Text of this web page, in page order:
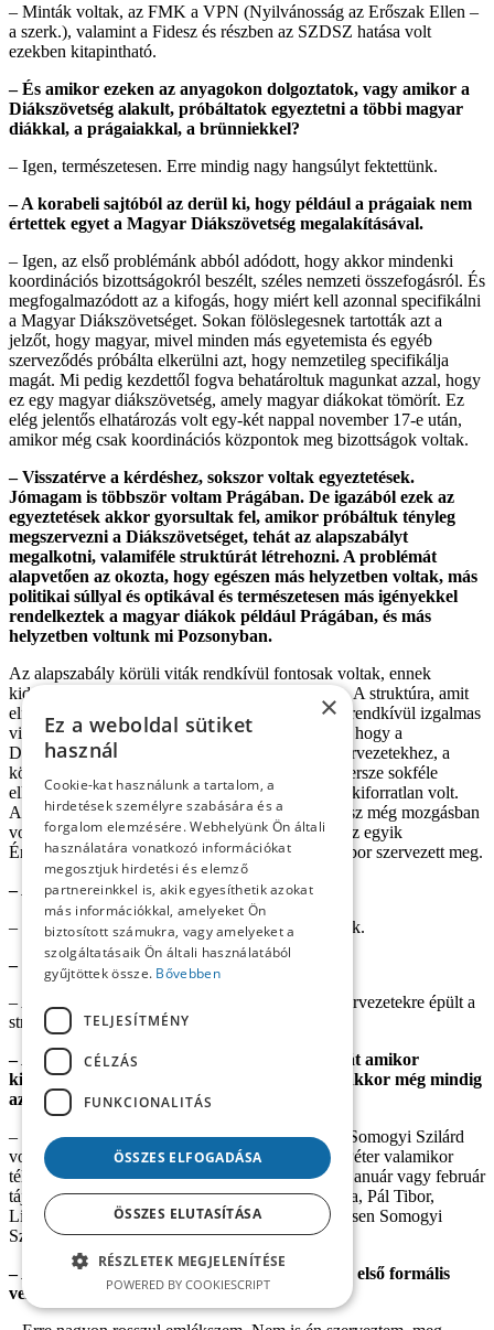
– Minták voltak, az FMK a VPN (Nyilvánosság az Erőszak Ellen –
a szerk.), valamint a Fidesz és részben az SZDSZ hatása volt
ezekben kitapintható.
– És amikor ezeken az anyagokon dolgoztatok, vagy amikor a
Diákszövetség alakult, próbáltatok egyeztetni a többi magyar
diákkal, a prágaiakkal, a brünniekkel?
– Igen, természetesen. Erre mindig nagy hangsúlyt fektettünk.
– A korabeli sajtóból az derül ki, hogy például a prágaiak nem
értettek egyet a Magyar Diákszövetség megalakításával.
– Igen, az első problémánk abból adódott, hogy akkor mindenki
koordinációs bizottságokról beszélt, széles nemzeti összefogásról. És
megfogalmazódott az a kifogás, hogy miért kell azonnal specifikálni
a Magyar Diákszövetséget. Sokan fölöslegesnek tartották azt a
jelzőt, hogy magyar, mivel minden más egyetemista és egyéb
szerveződés próbálta elkerülni azt, hogy nemzetileg specifikálja
magát. Mi pedig kezdettől fogva behatároltuk magunkat azzal, hogy
ez egy magyar diákszövetség, amely magyar diákokat tömörít. Ez
elég jelentős elhatározás volt egy-két nappal november 17-e után,
amikor még csak koordinációs központok meg bizottságok voltak.
– Visszatérve a kérdéshez, sokszor voltak egyeztetések.
Jómagam is többször voltam Prágában. De igazából ezek az
egyeztetések akkor gyorsultak fel, amikor próbáltuk tényleg
megszervezni a Diákszövetséget, tehát az alapszabályt
megalkotni, valamiféle struktúrát létrehozni. A problémát
alapvetően az okozta, hogy egészen más helyzetben voltak, más
politikai súllyal és optikával és természetesen más igényekkel
rendelkeztek a magyar diákok például Prágában, és más
helyzetben voltunk mi Pozsonyban.
Az alapszabály körüli viták rendkívül fontosak voltak, ennek
kidolgozásába mindent beleadtunk, amit tudtunk. A struktúra, amit
elfogadtunk, s amire bejegyezték, nagyon sok és rendkívül izgalmas
vitán ment át. Sok-sok kérdést meg kellett oldani, hogy a
Diákszövetség tisztázni tudja a viszonyát más szervezetekhez, a
középiskolásokhoz, az egyetemista klubokhoz. Persze sokféle
elképzelés volt, és természetesen minden nagyon kiforratlan volt.
Amikor én otthagytam a Diákszövetséget, az egész még mozgásban
volt. Ezután még két közgyűlésen vettem részt. Az egyik
Érsekújvárott volt a Csemadokban, melyet Pál Tibor szervezett meg.
– A májusi?
– Igen, ez májusban volt. Azon elég sokan voltunk.
– Hogyan kerültek oda a küldöttek?
– Az egyetemi klubokra és a középiskolai alapszervezetekre épült a
struktúra, tehát a küldöttek ezeket képviselték.
– Amikor elkezdődött az intézményesülés, tehát amikor
kiderült, hogy iroda, írógép, számítógép kell, akkor még mindig
az eredeti mag dolgozott a szövetségben?
– Igen. Az első ember, a legismertebb kezdetben Somogyi Szilárd
volt, aztán Berényi Jóska és Vörös Péter. Habár Péter valamikor
télen kivonult a Diákszövetségből. Ez valamikor január vagy február
táján volt. Még ott a Csemadokban. Berényi Jóska, Pál Tibor,
Litomericzky Nándor és Hájos Zoli és természetesen Somogyi
Szilárd dolgozott akkoriban a legtöbbet.
– Az első közgyűlésen, ahol tulajdonképpen az első formális
vezetés kialakult, volt átalakulás?
×
Ez a weboldal sütiket
használ
Cookie-kat használunk a tartalom, a
hirdetések személyre szabására és a
forgalom elemzésére. Webhelyünk Ön általi
használatára vonatkozó információkat
megosztjuk hirdetési és elemző
partnereinkkel is, akik egyesíthetik azokat
más információkkal, amelyeket Ön
biztosított számukra, vagy amelyeket a
szolgáltatásaik Ön általi használatából
gyűjtöttek össze. Bővebben
TELJESÍTMÉNY
CÉLZÁS
FUNKCIONALITÁS
ÖSSZES ELFOGADÁSA
ÖSSZES ELUTASÍTÁSA
RÉSZLETEK MEGJELENÍTÉSE
POWERED BY COOKIESCRIPT